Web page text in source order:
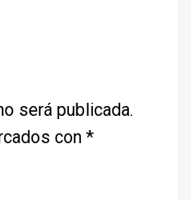
será publicada.
con *